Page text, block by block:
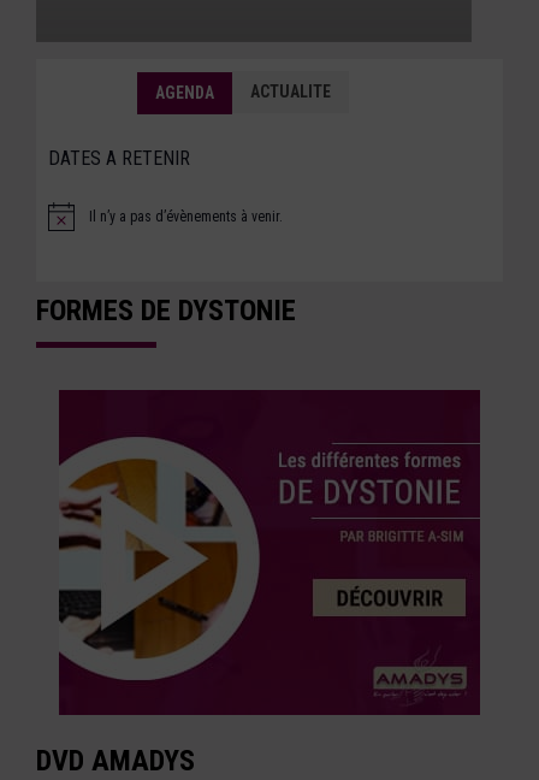
AGENDA ACTUALITE
DATES A RETENIR
Notice Il n’y a pas d’évènements à venir.
FORMES DE DYSTONIE
DVD AMADYS